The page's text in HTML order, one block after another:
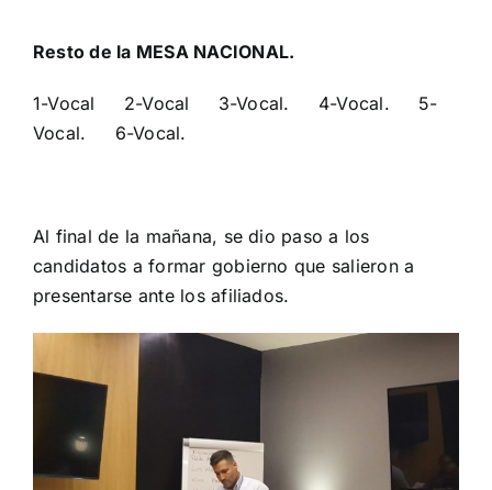
Resto de la MESA NACIONAL.
1-Vocal 2-Vocal 3-Vocal. 4-Vocal. 5-
Vocal. 6-Vocal.
Al final de la mañana, se dio paso a los
candidatos a formar gobierno que salieron a
presentarse ante los afiliados.